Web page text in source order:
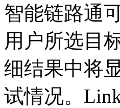
智能链路通
用户所选目
细结果中将
试情况。